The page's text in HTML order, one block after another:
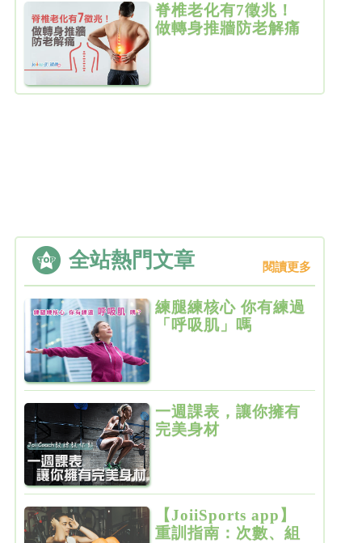
脊椎老化有7徵兆！
做轉身推牆防老解痛
全站熱門文章 閱讀更多
練腿練核心 你有練過
「呼吸肌」嗎
一週課表，讓你擁有
完美身材
【JoiiSports app】
重訓指南：次數、組